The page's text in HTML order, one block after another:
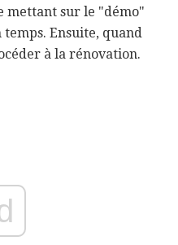
mettant sur le "démo"
Ensuite, quand
à la rénovation.